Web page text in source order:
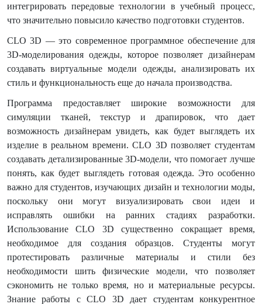
интегрировать передовые технологии в учебный процесс,
что значительно повысило качество подготовки студентов.
CLO 3D — это современное программное обеспечение для
3D-моделирования одежды, которое позволяет дизайнерам
создавать виртуальные модели одежды, анализировать их
стиль и функциональность еще до начала производства.
Программа предоставляет широкие возможности для
симуляции тканей, текстур и драпировок, что дает
возможность дизайнерам увидеть, как будет выглядеть их
изделие в реальном времени.CLO 3D позволяет студентам
создавать детализированные 3D-модели, что помогает лучше
понять, как будет выглядеть готовая одежда. Это особенно
важно для студентов, изучающих дизайн и технологии моды,
поскольку они могут визуализировать свои идеи и
исправлять ошибки на ранних стадиях разработки.
ИспользованиеCLO 3D существенно сокращает время,
необходимое для создания образцов. Студенты могут
протестировать различные материалы и стили без
необходимости шить физические модели, что позволяет
сэкономить не только время, но и материальные ресурсы.
Знание работы сCLO 3D дает студентам конкурентное